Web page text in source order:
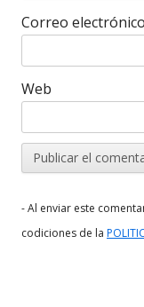
Correo electrónico
Web
- Al enviar este
codiciones de la